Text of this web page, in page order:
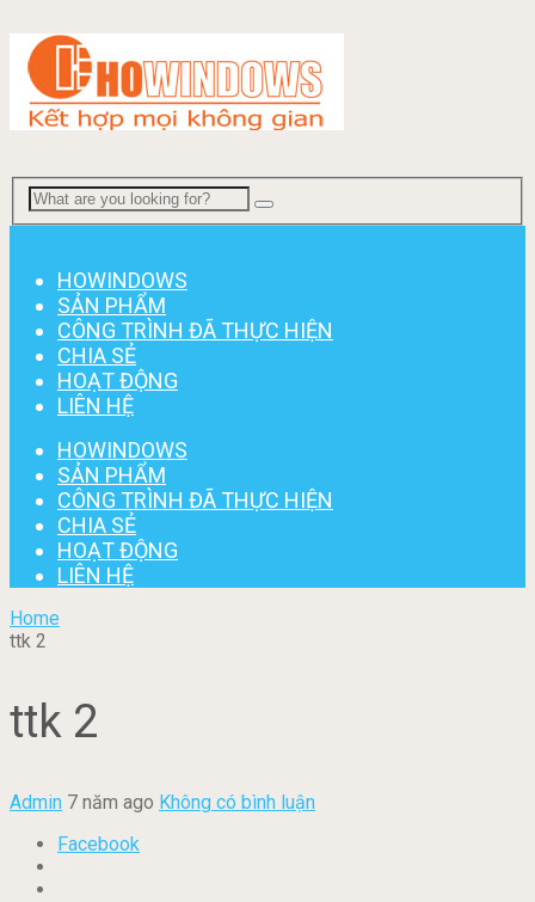
HOWINDOWS
SẢN PHẨM
CÔNG TRÌNH ĐÃ THỰC HIỆN
CHIA SẺ
HOẠT ĐỘNG
LIÊN HỆ
HOWINDOWS
SẢN PHẨM
CÔNG TRÌNH ĐÃ THỰC HIỆN
CHIA SẺ
HOẠT ĐỘNG
LIÊN HỆ
Home
ttk 2
ttk 2
Admin 7 năm ago Không có bình luận
Facebook